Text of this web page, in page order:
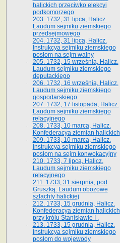
halickich przeciwko elekcyi
podkomorzego
203. 1732, 31 lipca, Halicz.
Laudum sejmiku ziemskiego
przedsejmowego
204. 1732, 31 lipca, Halicz.
Instrukcya sejmiku ziemskiego
posłom na sejm walny
205. 1732, 15 września, Halicz.
Laudum sejmiku ziemskiego
deputackiego
206. 1732, 16 września, Halicz.
Laudum sejmiku ziemskiego
gospodarskiego
207. 1732, 17 listopada, Halicz.
Laudum sejmiku ziemskiego
relacyjnego
208. 1733, 10 marca, Halicz.
Konfederacya ziemian halickich­
209. 1733, 10 marca, Halicz.
Instrukcya sejmiku ziemskiego
posłom na sejm konwokacyjny
210. 1733, 7 lipca, Halicz.
Laudum sejmiku ziemskiego
relacyjnego
211. 1733, 31 sierpnia, pod
Gruszką. Laudum obozowe
szlachty halickiej
212. 1733, 15 grudnia, Halicz.
Konfederacya ziemian halickich
przy królu Stanisławie I .
213. 1733, 15 grudnia, Halicz.
Instrukcya sejmiku ziemskiego
posłom do wojewody